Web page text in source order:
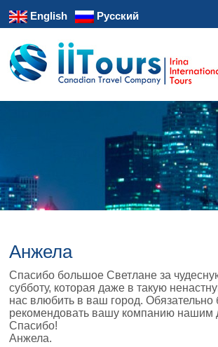
English Русский
Анжела
Спасибо большое Светлане за
субботу, которая даже в такую
нас влюбить в ваш город. Обязательно
рекомендовать вашу компанию нашим
Спасибо!
Анжела.